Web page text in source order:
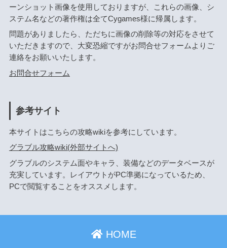
ーンショット画像を使用しておりますが、これらの画像、シ
ステム名などの著作権は全てCygames様に帰属します。
問題がありましたら、ただちに画像の削除等の対応をさせて
いただきますので、大変恐縮ですがお問合せフォームよりご
連絡をお願いいたします。
お問合せフォーム
参考サイト
本サイトはこちらの攻略wikiを参考にしています。
グラブル攻略wiki(外部サイトへ)
グラブルのシステム面やキャラ、装備などのデータベースが
充実しています。レイアウトがPC準拠になっているため、
PCで閲覧することをオススメします。
HOME